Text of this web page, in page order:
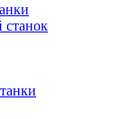
станок